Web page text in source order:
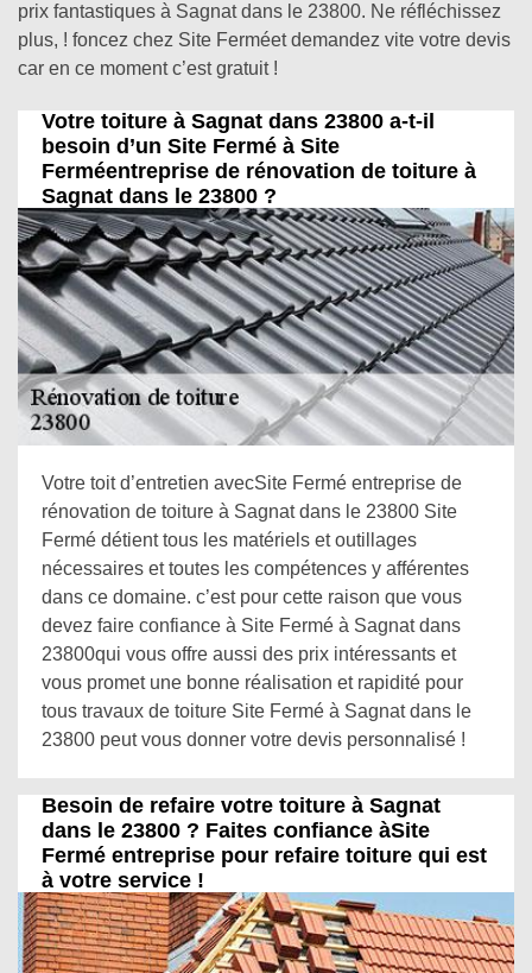
prix fantastiques à Sagnat dans le 23800. Ne réfléchissez
plus, ! foncez chez Site Ferméet demandez vite votre devis
car en ce moment c’est gratuit !
Votre toiture à Sagnat dans 23800 a-t-il
besoin d’un Site Fermé à Site
Ferméentreprise de rénovation de toiture à
Sagnat dans le 23800 ?
Votre toit d’entretien avecSite Fermé entreprise de
rénovation de toiture à Sagnat dans le 23800 Site
Fermé détient tous les matériels et outillages
nécessaires et toutes les compétences y afférentes
dans ce domaine. c’est pour cette raison que vous
devez faire confiance à Site Fermé à Sagnat dans
23800qui vous offre aussi des prix intéressants et
vous promet une bonne réalisation et rapidité pour
tous travaux de toiture Site Fermé à Sagnat dans le
23800 peut vous donner votre devis personnalisé !
Besoin de refaire votre toiture à Sagnat
dans le 23800 ? Faites confiance àSite
Fermé entreprise pour refaire toiture qui est
à votre service !